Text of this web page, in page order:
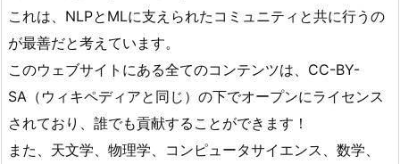
これは、NLPとMLに支えられたコミュニティと共に行うの
が最善だと考えています。
このウェブサイトにある全てのコンテンツは、CC-BY-
SA（ウィキペディアと同じ）の下でオープンにライセンス
されており、誰でも貢献することができます！
また、天文学、物理学、コンピュータサイエンス、数学、